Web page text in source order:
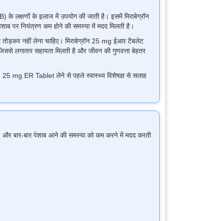
लक्षणों के इलाज में उपयोग की जाती है। इसमें मिराबेग्रॉन
पर नियंत्रण कम होने की समस्या में मदद मिलती है।
नहीं लेना चाहिए। मिराबेग्रॉन 25 mg ईआर टैबलेट
लगातार सहायता मिलती है और जीवन की गुणवत्ता बेहतर
25 mg ER Tablet लेने से पहले स्वास्थ्य विशेषज्ञ से सलाह
बार-बार पेशाब आने की समस्या को कम करने में मदद करती